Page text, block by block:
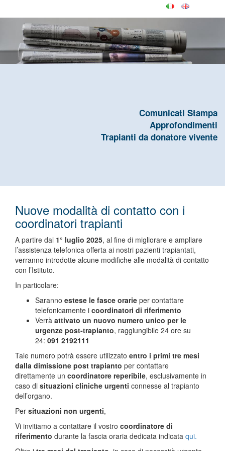
Comunicati Stampa
Approfondimenti
Trapianti da donatore vivente
Nuove modalità di contatto con i
coordinatori trapianti
A partire dal 1° luglio 2025, al fine di migliorare e ampliare
l’assistenza telefonica offerta ai nostri pazienti trapiantati,
verranno introdotte alcune modifiche alle modalità di contatto
con l’Istituto.
In particolare:
Saranno estese le fasce orarie per contattare
telefonicamente i coordinatori di riferimento
Verrà attivato un nuovo numero unico per le
urgenze post-trapianto, raggiungibile 24 ore su
24: 091 2192111
Tale numero potrà essere utilizzato entro i primi tre mesi
dalla dimissione post trapianto per contattare
direttamente un coordinatore reperibile, esclusivamente in
caso di situazioni cliniche urgenti connesse al trapianto
dell’organo.
Per situazioni non urgenti,
Vi invitiamo a contattare il vostro coordinatore di
riferimento durante la fascia oraria dedicata indicata qui.